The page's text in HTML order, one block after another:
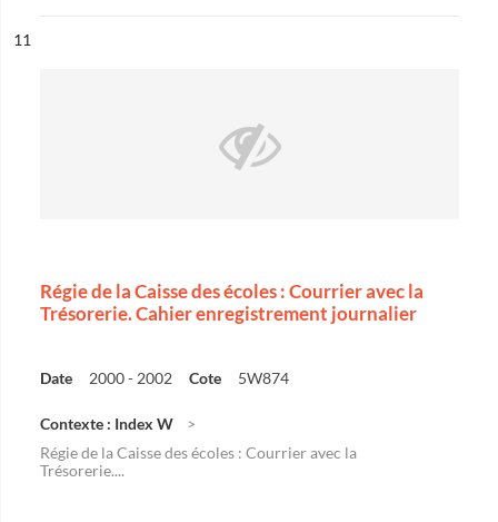
n°
11
Régie de la Caisse des écoles : Courrier avec la
Trésorerie. Cahier enregistrement journalier
Date 2000 - 2002 Cote 5W874
Contexte : Index W
Régie de la Caisse des écoles : Courrier avec la
Trésorerie....